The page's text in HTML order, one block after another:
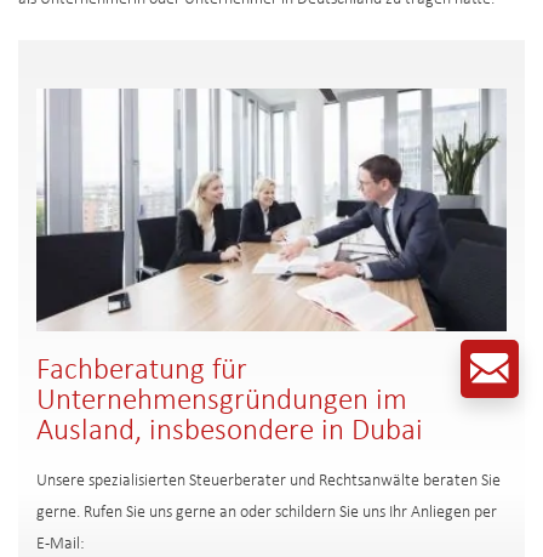
Fachberatung für
Unternehmensgründungen im
Ausland, insbesondere in Dubai
Unsere spezialisierten Steuerberater und Rechtsanwälte beraten Sie
gerne. Rufen Sie uns gerne an oder schildern Sie uns Ihr Anliegen per
E-Mail: